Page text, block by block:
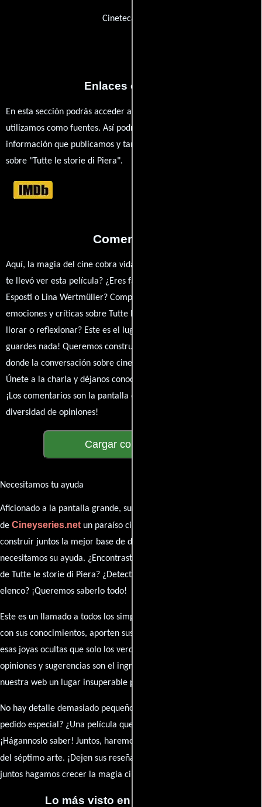
Cineteca Sarda
Enlaces externos
En esta sección podrás acceder a los recursos externos que
utilizamos como fuentes. Así podrás chequear toda la
información que publicamos y también ampliar tu conocimiento
sobre "Tutte le storie di Piera".
Comentarios
Aquí, la magia del cine cobra vida a través de tus opiniones. ¿Qué
te llevó ver esta película? ¿Eres fan de Peter Marcias, Piera Degli
Esposti o Lina Wertmüller? Comparte tus pensamientos,
emociones y críticas sobre Tutte le storie di Piera. ¿Te hizo reír,
llorar o reflexionar? Este es el lugar para expresarlo. ¡No te
guardes nada! Queremos construir una comunidad apasionada
donde la conversación sobre cine y series nunca se detenga.
Únete a la charla y déjanos conocer tu mundo cinematográfico.
¡Los comentarios son la pantalla donde se proyecta nuestra
diversidad de opiniones!
Cargar comentarios
Necesitamos tu ayuda
Aficionado a la pantalla grande, su participación es clave para hacer
de Cineyseries.netun paraíso cinéfilo completo. Queremos
construir juntos la mejor base de datos cinematográfica, pero
necesitamos su ayuda. ¿Encontraste algún dato faltante en la ficha
de Tutte le storie di Piera? ¿Detectaste algún error en la sinopsis o el
elenco? ¡Queremos saberlo todo!
Este es un llamado a todos los simpatizantes del cine: contribuyan
con sus conocimientos, aporten sus descubrimientos y compartan
esas joyas ocultas que solo los verdaderos fanáticos conocen. Sus
opiniones y sugerencias son el ingrediente secreto que hará de
nuestra web un lugar insuperable para los amantes del celuloide.
No hay detalle demasiado pequeño ni opinión insignificante. ¿Algún
pedido especial? ¿Una película que sueñas con ver reseñada?
¡Hágannoslo saber! Juntos, haremos de esta comunidad el epicentro
del séptimo arte. ¡Dejen sus reseña en la
juntos hagamos crecer la magia cinematográfica!
Lo más visto en Cineyseries.net